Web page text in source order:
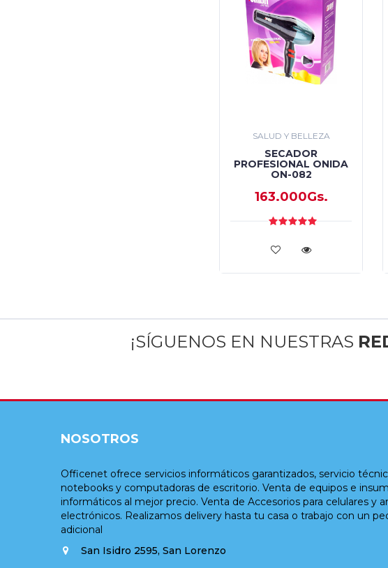
SALUD Y BELLEZA
SECADOR
PROFESIONAL ONIDA
ON-082
163.000Gs.
¡SÍGUENOS EN NUESTRAS
NOSOTROS
Officenet ofrece servicios informáticos garantizados, servicio
notebooks y computadoras de escritorio. Venta de equipos e
informáticos al mejor precio. Venta de Accesorios para celulares y
electrónicos. Realizamos delivery hasta tu casa o trabajo con un
adicional
San Isidro 2595, San Lorenzo